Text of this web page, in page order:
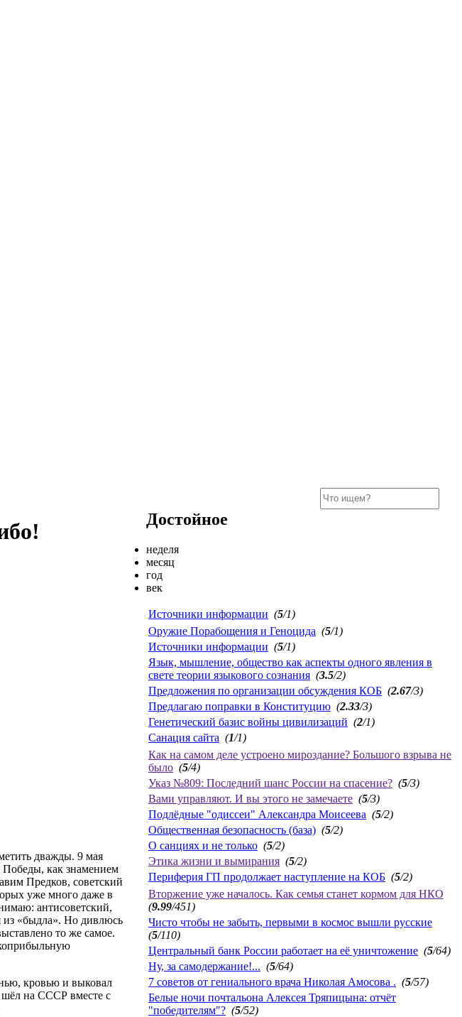
дважды. 9 мая
как знамением
Предков, советский
уже много даже в
антисоветский,
из «быдла». Но дивлюсь
то же самое.
кровью и выковал
на СССР вместе с
Достойное
неделя
месяц
год
век
Источники информации (5/1)
Оружие Порабощения и Геноцида (5/1)
Источники информации (5/1)
Язык, мышление, общество как аспекты одного явления в
свете теории языкового сознания (3.5/2)
Предложения по организации обсуждения КОБ (2.67/3)
Предлагаю поправки в Конституцию (2.33/3)
Генетический базис войны цивилизаций (2/1)
Санация сайта (1/1)
Как на самом деле устроено мироздание? Большого взрыва не
было (5/4)
Указ №809: Последний шанс России на спасение? (5/3)
Вами управляют. И вы этого не замечаете (5/3)
Подлёдные "одиссеи" Александра Моисеева (5/2)
Общественная безопасность (база) (5/2)
О санциях и не только (5/2)
Этика жизни и вымирания (5/2)
Периферия ГП продолжает наступление на КОБ (5/2)
Вторжение уже началось. Как семья станет кормом для НКО
(9.99/451)
Чисто чтобы не забыть, первыми в космос вышли русские
(5/110)
Центральный банк России работает на её уничтожение (5/64)
Ну, за самодержание!... (5/64)
7 советов от гениального врача Николая Амосова . (5/57)
Белые ночи почтальона Алексея Тряпицына: отчёт
"победителям"? (5/52)